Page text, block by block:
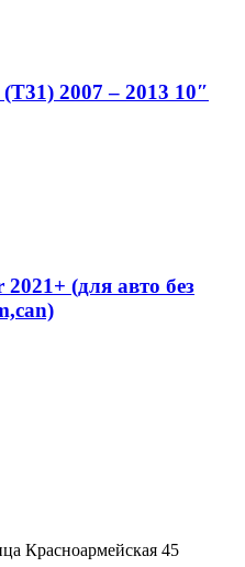
2007 – 2013 10″
(для авто без
Красноармейская 45